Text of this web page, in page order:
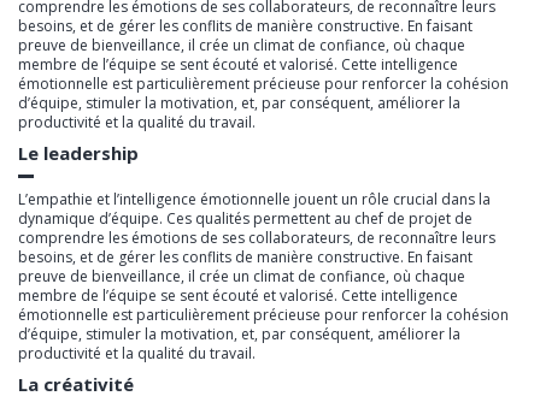
comprendre les émotions de ses collaborateurs, de reconnaître leurs
besoins, et de gérer les conflits de manière constructive. En faisant
preuve de bienveillance, il crée un climat de confiance, où chaque
membre de l’équipe se sent écouté et valorisé. Cette intelligence
émotionnelle est particulièrement précieuse pour renforcer la cohésion
d’équipe, stimuler la motivation, et, par conséquent, améliorer la
productivité et la qualité du travail.
Le leadership
L’empathie et l’intelligence émotionnelle jouent un rôle crucial dans la
dynamique d’équipe. Ces qualités permettent au chef de projet de
comprendre les émotions de ses collaborateurs, de reconnaître leurs
besoins, et de gérer les conflits de manière constructive. En faisant
preuve de bienveillance, il crée un climat de confiance, où chaque
membre de l’équipe se sent écouté et valorisé. Cette intelligence
émotionnelle est particulièrement précieuse pour renforcer la cohésion
d’équipe, stimuler la motivation, et, par conséquent, améliorer la
productivité et la qualité du travail.
La créativité